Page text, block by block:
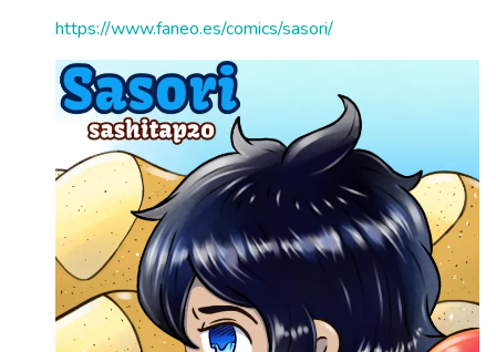
https://www.faneo.es/comics/sasori/